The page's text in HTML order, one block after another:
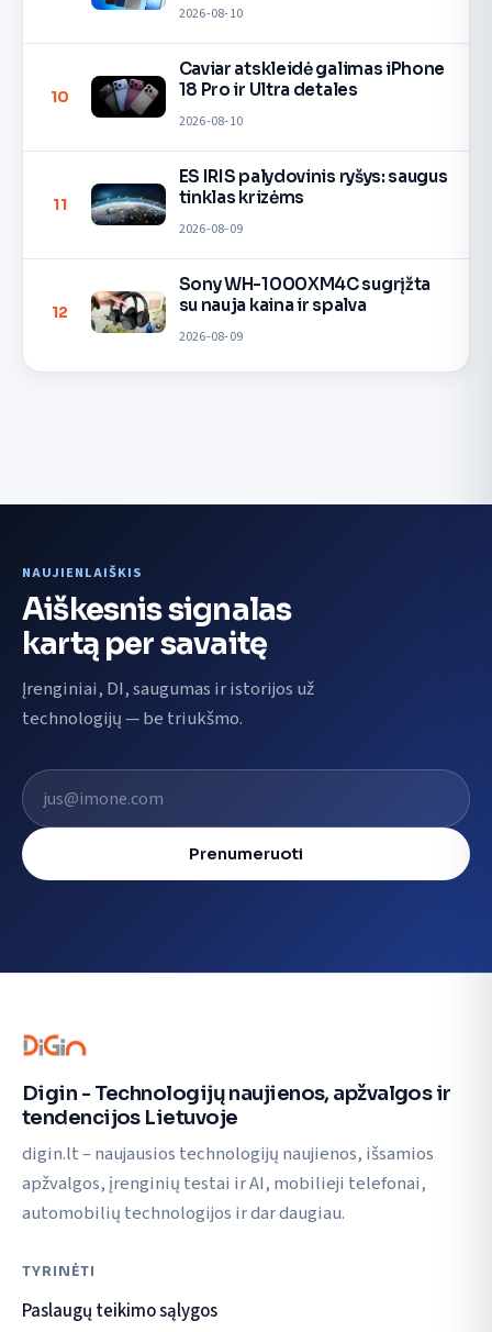
2026-08-10
10
Caviar atskleidė galimas iPhone
18 Pro ir Ultra detales
2026-08-10
11
ES IRIS palydovinis ryšys: saugus
tinklas krizėms
2026-08-09
12
Sony WH-1000XM4C sugrįžta
su nauja kaina ir spalva
2026-08-09
NAUJIENLAIŠKIS
Aiškesnis signalas
kartą per savaitę
Įrenginiai, DI, saugumas ir istorijos už
technologijų — be triukšmo.
El. pašto adresas
Prenumeruoti
Digin - Technologijų naujienos, apžvalgos ir
tendencijos Lietuvoje
digin.lt – naujausios technologijų naujienos, išsamios
apžvalgos, įrenginių testai ir AI, mobilieji telefonai,
automobilių technologijos ir dar daugiau.
TYRINĖTI
Paslaugų teikimo sąlygos